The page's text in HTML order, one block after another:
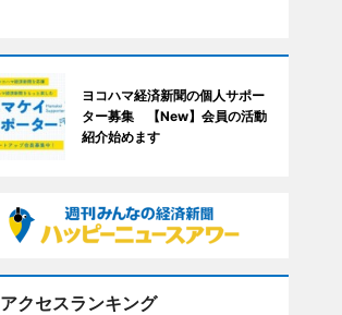
ヨコハマ経済新聞の個人サポー
ター募集 【New】会員の活動
紹介始めます
アクセスランキング